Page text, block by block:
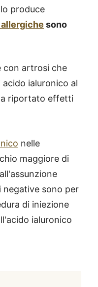
produce
sono
con artrosi che
ialuronico al
riportato effetti
nelle
maggiore di
negative sono per
di iniezione
ialuronico